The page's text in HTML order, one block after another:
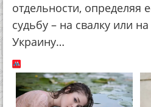
отдельности, определяя
судьбу – на свалку или
Украину…